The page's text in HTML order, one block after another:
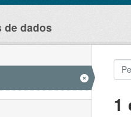
de dados
1